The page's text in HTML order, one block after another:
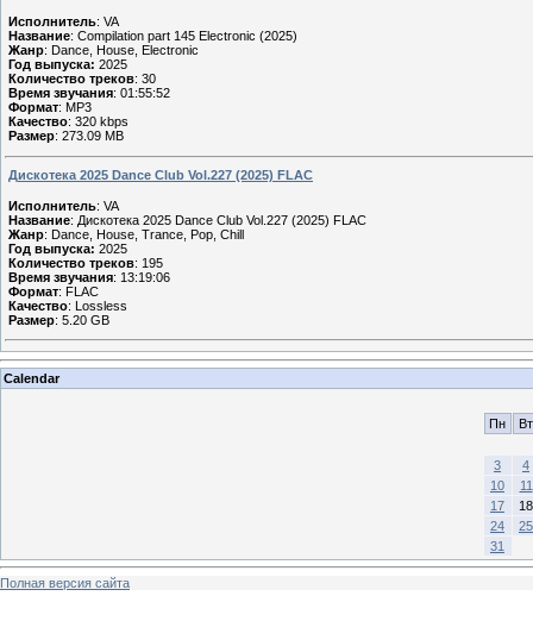
Исполнитель: VA
Название: Compilation part 145 Electronic (2025)
Жанр: Dance, House, Electronic
Год выпуска: 2025
Количество треков: 30
Время звучания: 01:55:52
Формат: MP3
Качество: 320 kbps
Размер: 273.09 MB
Дискотека 2025 Dance Club Vol.227 (2025) FLAC
Исполнитель: VA
Название: Дискотека 2025 Dance Club Vol.227 (2025) FLAC
Жанр: Dance, House, Trance, Pop, Chill
Год выпуска: 2025
Количество треков: 195
Время звучания: 13:19:06
Формат: FLAC
Качество: Lossless
Размер: 5.20 GB
Calendar
Пн Вт
3
4
10
11
17
18
24
25
31
Полная версия сайта